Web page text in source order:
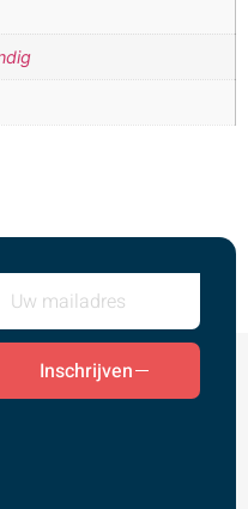
Inschrijven